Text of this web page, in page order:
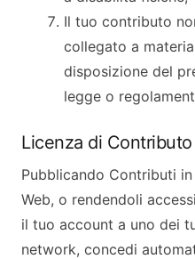
Il tuo contributo
collegato a
disposizione del
legge o
Licenza di Contributo
Pubblicando Contributi
Web, o rendendoli
il tuo account a uno dei
network, concedi